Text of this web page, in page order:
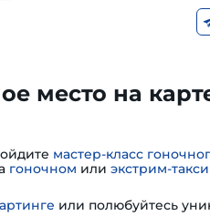
место на
мастер-класс
гоночном или экстрим-такси
или полюбуйтесь